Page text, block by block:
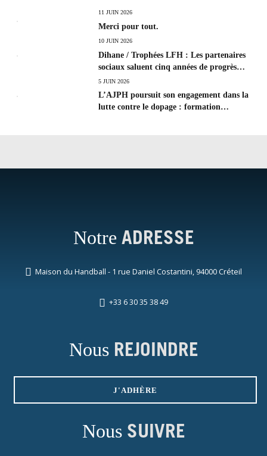
11 JUIN 2026
Merci pour tout.
10 JUIN 2026
Dihane / Trophées LFH : Les partenaires
sociaux saluent cinq années de progrès
social et les efforts à poursuivre !
5 JUIN 2026
L’AJPH poursuit son engagement dans la
lutte contre le dopage : formation
Notre ADRESSE
Maison du Handball - 1 rue Daniel Costantini, 94000 Créteil
+33 6 30 35 38 49
Nous REJOINDRE
J'ADHÈRE
Nous SUIVRE